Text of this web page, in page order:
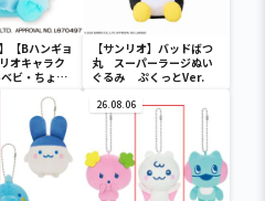
【Bハンギョ
オキャラク
ビ・ちょい
【サンリオ】バッドばつ
丸 スーパーラージぬい
ぐるみ ぷくっとVer.
26.08.06